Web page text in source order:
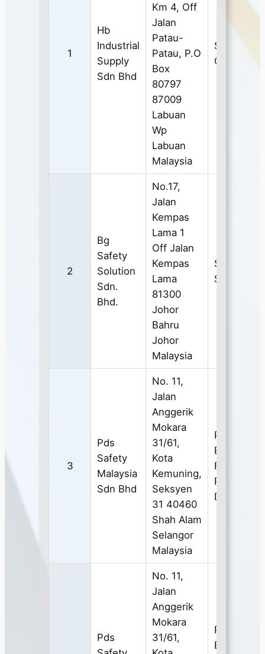
1
Hb
Industrial
Supply
Sdn Bhd
Km 4, Off
Jalan
Patau-
Patau, P.O
Box
80797
87009
Labuan
Wp
Labuan
Malaysia
SAFETY
GLASSES
2
Bg
Safety
Solution
Sdn.
Bhd.
No.17,
Jalan
Kempas
Lama 1
Off Jalan
Kempas
Lama
81300
Johor
Bahru
Johor
Malaysia
SAFETY
3
Pds
Safety
Malaysia
Sdn Bhd
No. 11,
Jalan
Anggerik
Mokara
31/61,
Kota
Kemuning,
Seksyen
31 40460
Shah Alam
Selangor
Malaysia
EYE AND
FACE
DEVICES
Pds
No. 11,
Jalan
Anggerik
Mokara
31/61,
EYE AND